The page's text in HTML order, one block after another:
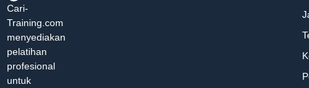
Cari-
Training.com
menyediakan
pelatihan
profesional
untuk